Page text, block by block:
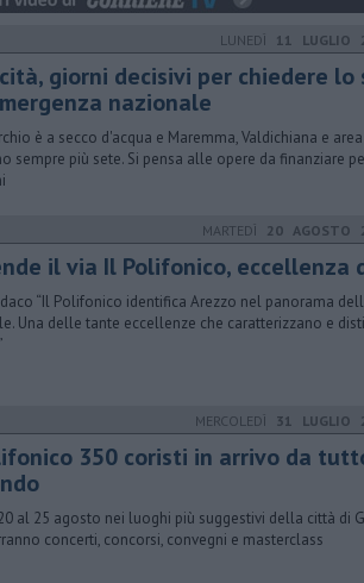
LUNEDÌ 11 LUGLIO
giorni decisivi per chiedere
nazionale
è a secco d'acqua e Maremma, Valdichiana e
sempre più sete. Si pensa alle opere da finanziare
MARTEDÌ 20 AGOSTO
il via Il Polifonico, eccellenza
“Il Polifonico identifica Arezzo nel panorama
Una delle tante eccellenze che caratterizzano e
MERCOLEDÌ 31 LUGLIO
350 coristi in arrivo da
al 25 agosto nei luoghi più suggestivi della città di
concerti, concorsi, convegni e masterclass